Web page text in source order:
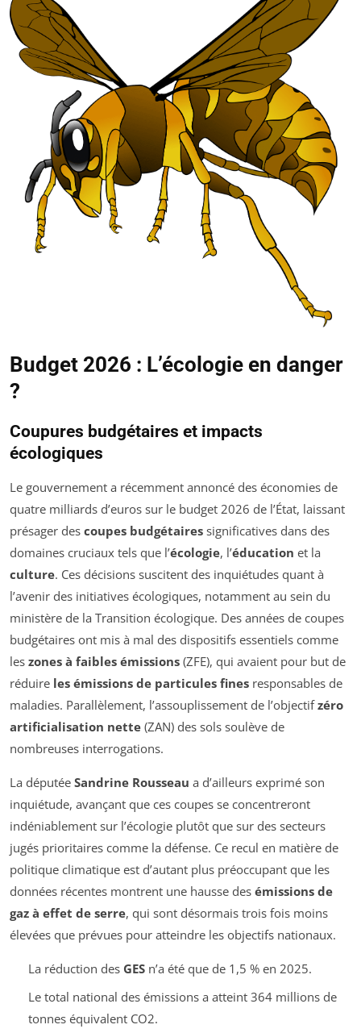
Budget 2026 : L’écologie en danger
?
Coupures budgétaires et impacts
écologiques
Le gouvernement a récemment annoncé des économies de
quatre milliards d’euros sur le budget 2026 de l’État, laissant
présager des coupes budgétaires significatives dans des
domaines cruciaux tels que l’écologie, l’éducation et la
culture. Ces décisions suscitent des inquiétudes quant à
l’avenir des initiatives écologiques, notamment au sein du
ministère de la Transition écologique. Des années de coupes
budgétaires ont mis à mal des dispositifs essentiels comme
les zones à faibles émissions (ZFE), qui avaient pour but de
réduire les émissions de particules fines responsables de
maladies. Parallèlement, l’assouplissement de l’objectifzéro
artificialisation nette (ZAN) des sols soulève de
nombreuses interrogations.
La députée Sandrine Rousseau a d’ailleurs exprimé son
inquiétude, avançant que ces coupes se concentreront
indéniablement sur l’écologie plutôt que sur des secteurs
jugés prioritaires comme la défense. Ce recul en matière de
politique climatique est d’autant plus préoccupant que les
données récentes montrent une hausse des émissions de
gaz à effet de serre, qui sont désormais trois fois moins
élevées que prévues pour atteindre les objectifs nationaux.
La réduction des GESn’a été que de 1,5 % en 2025.
Le total national des émissions a atteint 364 millions de
tonnes équivalent CO2.